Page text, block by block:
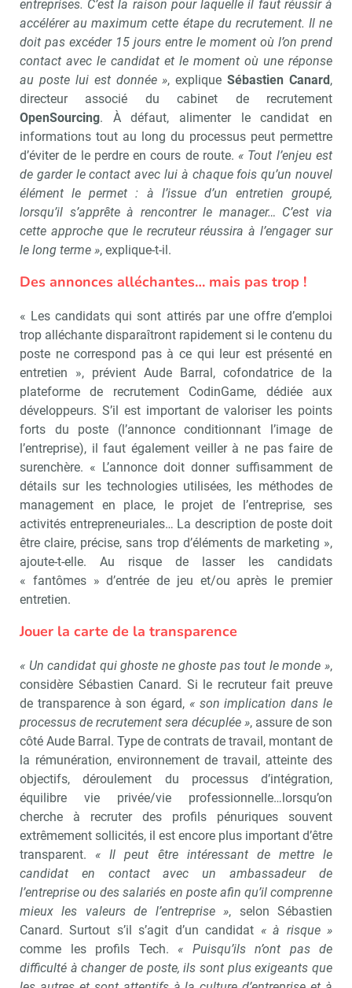
entreprises. C’est la raison pour laquelle il faut réussir à
accélérer au maximum cette étape du recrutement. Il ne
doit pas excéder 15 jours entre le moment où l’on prend
contact avec le candidat et le moment où une réponse
au poste lui est donnée », expliqueSébastien Canard,
directeur associé du cabinet de recrutement
OpenSourcing. À défaut, alimenter le candidat en
informations tout au long du processus peut permettre
d’éviter de le perdre en cours de route. « Tout l’enjeu est
de garder le contact avec lui à chaque fois qu’un nouvel
élément le permet : à l’issue d’un entretien groupé,
lorsqu’il s’apprête à rencontrer le manager… C’est via
cette approche que le recruteur réussira à l’engager sur
le long terme », explique-t-il.
Des annonces alléchantes… mais pas trop !
« Les candidats qui sont attirés par une offre d’emploi
trop alléchante disparaîtront rapidement si le contenu du
poste ne correspond pas à ce qui leur est présenté en
entretien », prévient Aude Barral, cofondatrice de la
plateforme de recrutement CodinGame, dédiée aux
développeurs. S’il est important de valoriser les points
forts du poste (l’annonce conditionnant l’image de
l’entreprise), il faut également veiller à ne pas faire de
surenchère. « L’annonce doit donner suffisamment de
détails sur les technologies utilisées, les méthodes de
management en place, le projet de l’entreprise, ses
activités entrepreneuriales… La description de poste doit
être claire, précise, sans trop d’éléments de marketing »,
ajoute-t-elle. Au risque de lasser les candidats
« fantômes » d’entrée de jeu et/ou après le premier
entretien.
Jouer la carte de la transparence
« Un candidat qui ghoste ne ghoste pas tout le monde »,
considère Sébastien Canard. Si le recruteur fait preuve
de transparence à son égard, « son implication dans le
processus de recrutement sera décuplée », assure de son
côté Aude Barral. Type de contrats de travail, montant de
la rémunération, environnement de travail, atteinte des
objectifs, déroulement du processus d’intégration,
équilibre vie privée/vie professionnelle…lorsqu’on
cherche à recruter des profils pénuriques souvent
extrêmement sollicités, il est encore plus important d’être
transparent. « Il peut être intéressant de mettre le
candidat en contact avec un ambassadeur de
l’entreprise ou des salariés en poste afin qu’il comprenne
mieux les valeurs de l’entreprise », selon Sébastien
Canard. Surtout s’il s’agit d’un candidat « à risque »
comme les profils Tech. « Puisqu’ils n’ont pas de
difficulté à changer de poste, ils sont plus exigeants que